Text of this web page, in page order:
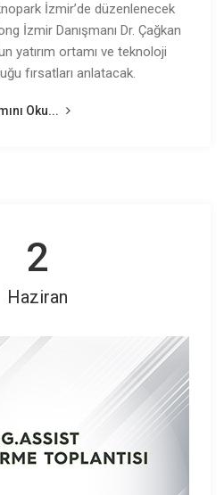
İzmir’de düzenlenecek
İzmir Danışmanı Dr. Çağkan
yatırım ortamı ve teknoloji
fırsatları anlatacak.
Oku...
2
Haziran